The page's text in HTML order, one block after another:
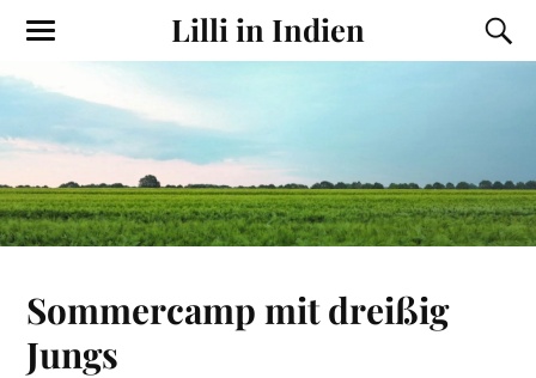
Lilli in Indien
Sommercamp mit dreißig
Jungs